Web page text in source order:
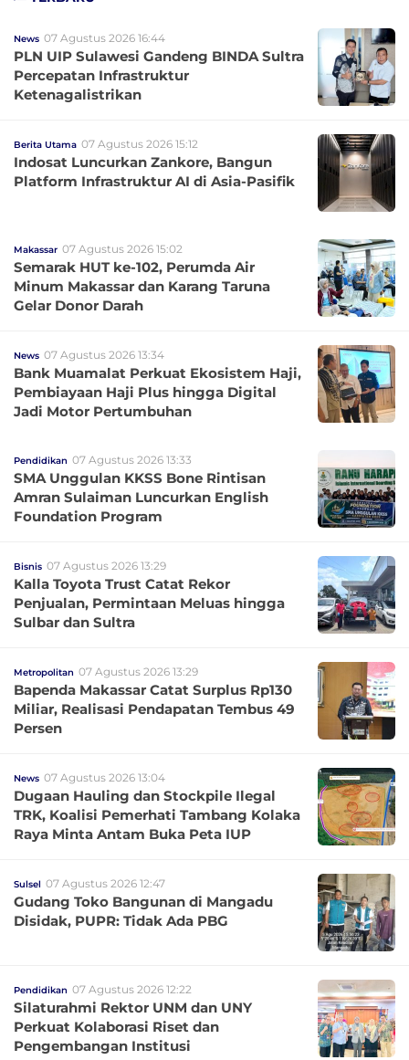
News 07 Agustus 2026 16:44
PLN UIP Sulawesi Gandeng BINDA Sultra
Percepatan Infrastruktur
Ketenagalistrikan
Berita Utama 07 Agustus 2026 15:12
Indosat Luncurkan Zankore, Bangun
Platform Infrastruktur AI di Asia-Pasifik
Makassar 07 Agustus 2026 15:02
Semarak HUT ke-102, Perumda Air
Minum Makassar dan Karang Taruna
Gelar Donor Darah
News 07 Agustus 2026 13:34
Bank Muamalat Perkuat Ekosistem Haji,
Pembiayaan Haji Plus hingga Digital
Jadi Motor Pertumbuhan
Pendidikan 07 Agustus 2026 13:33
SMA Unggulan KKSS Bone Rintisan
Amran Sulaiman Luncurkan English
Foundation Program
Bisnis 07 Agustus 2026 13:29
Kalla Toyota Trust Catat Rekor
Penjualan, Permintaan Meluas hingga
Sulbar dan Sultra
Metropolitan 07 Agustus 2026 13:29
Bapenda Makassar Catat Surplus Rp130
Miliar, Realisasi Pendapatan Tembus 49
Persen
News 07 Agustus 2026 13:04
Dugaan Hauling dan Stockpile Ilegal
TRK, Koalisi Pemerhati Tambang Kolaka
Raya Minta Antam Buka Peta IUP
Sulsel 07 Agustus 2026 12:47
Gudang Toko Bangunan di Mangadu
Disidak, PUPR: Tidak Ada PBG
Pendidikan 07 Agustus 2026 12:22
Silaturahmi Rektor UNM dan UNY
Perkuat Kolaborasi Riset dan
Pengembangan Institusi